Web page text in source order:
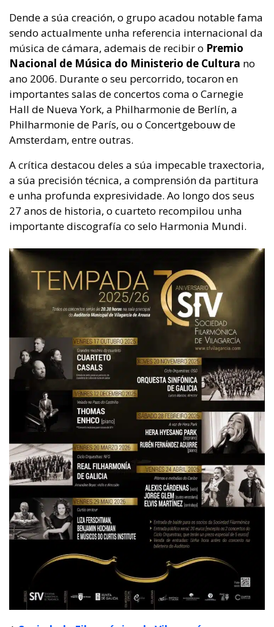
Dende a súa creación, o grupo acadou notable fama
sendo actualmente unha referencia internacional da
música de cámara, ademais de recibir o Premio
Nacional de Música do Ministerio de Cultura no
ano 2006. Durante o seu percorrido, tocaron en
importantes salas de concertos coma o Carnegie
Hall de Nueva York, a Philharmonie de Berlín, a
Philharmonie de París, ou o Concertgebouw de
Amsterdam, entre outras.
A crítica destacou deles a súa impecable traxectoria,
a súa precisión técnica, a comprensión da partitura
e unha profunda expresividade. Ao longo dos seus
27 anos de historia, o cuarteto recompilou unha
importante discografía co selo Harmonia Mundi.